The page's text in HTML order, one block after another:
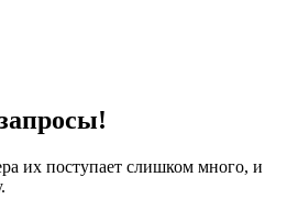
их поступает слишком много, и